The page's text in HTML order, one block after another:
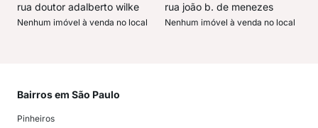
rua doutor adalberto wilke
Nenhum imóvel à venda no local
rua joão b. de menezes
Nenhum imóvel à venda no local
Bairros em São Paulo
Pinheiros